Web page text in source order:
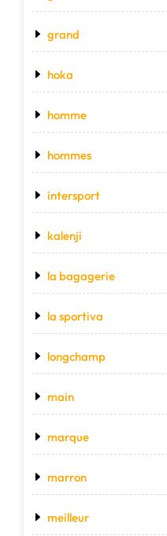
grand
hoka
homme
hommes
intersport
kalenji
la bagagerie
la sportiva
longchamp
main
marque
marron
meilleur